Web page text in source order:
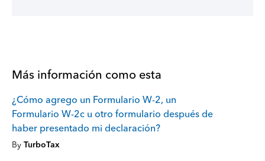
Más información como esta
¿Cómo agrego un Formulario W-2, un
Formulario W-2c u otro formulario después de
haber presentado mi declaración?
By TurboTax